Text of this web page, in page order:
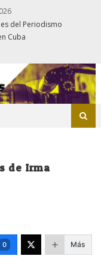
del Periodismo
Cuba
de Irma
0 Más